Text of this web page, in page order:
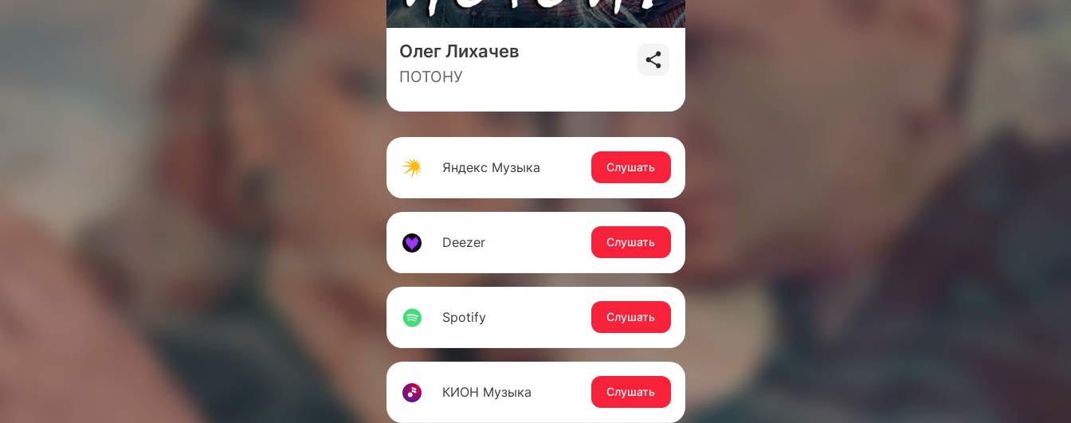
Олег Лихачев
ПОТОНУ
Яндекс Музыка Слушать
Deezer Слушать
Spotify Слушать
КИОН Музыка Слушать